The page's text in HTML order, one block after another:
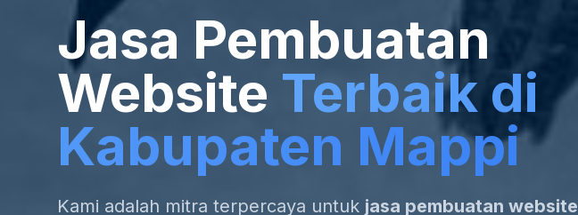
Jasa Pembuatan
Website Terbaik di
Kabupaten Mappi
Kami adalah mitra terpercaya untuk jasa pembuatan website